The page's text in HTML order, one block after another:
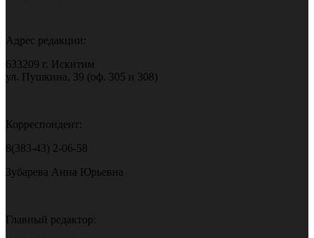
Адрес редакции:
633209 г. Искитим
ул. Пушкина, 39 (оф. 305 и 308)
Корреспондент:
8(383-43) 2-06-58
Зубарева Анна Юрьевна
Главный редактор: